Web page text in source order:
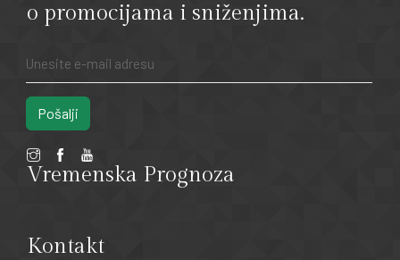
o promocijama i sniženjima.
Pošalji
Vremenska Prognoza
Kontakt